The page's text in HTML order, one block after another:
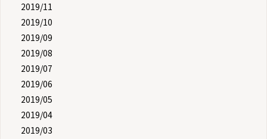
2019/11
2019/10
2019/09
2019/08
2019/07
2019/06
2019/05
2019/04
2019/03